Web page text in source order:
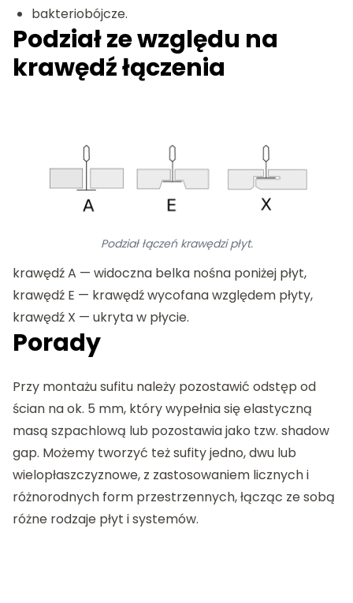
bakteriobójcze.
Podział ze względu na
krawędź łączenia
Podział łączeń krawędzi płyt.
krawędź A — widoczna belka nośna poniżej płyt,
krawędź E — krawędź wycofana względem płyty,
krawędź X — ukryta w płycie.
Porady
Przy montażu sufitu należy pozostawić odstęp od
ścian na ok. 5 mm, który wypełnia się elastyczną
masą szpachlową lub pozostawia jako tzw. shadow
gap. Możemy tworzyć też sufity jedno, dwu lub
wielopłaszczyznowe, z zastosowaniem licznych i
różnorodnych form przestrzennych, łącząc ze sobą
różne rodzaje płyt i systemów.